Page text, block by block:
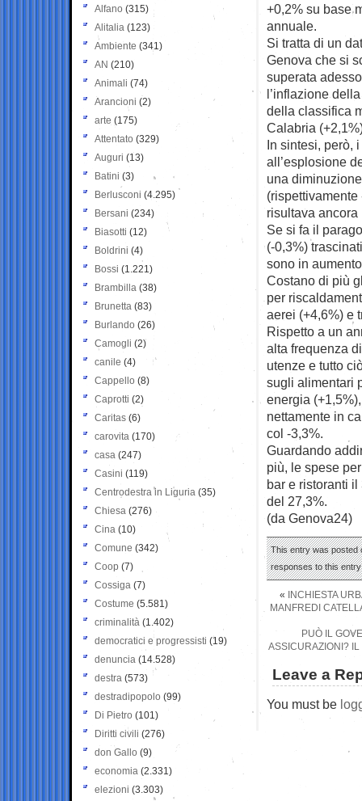
+0,2% su base
annuale.
Si tratta di un
Genova che si
superata
l’inflazione
della classifica
Calabria
In sintesi, però,
all’esplosione
una
risultava
Se si fa il
(-0,3%)
sono in
Costano di più
per
aerei (+4,6%) e
Rispetto a un
alta frequenza
utenze e tutto
sugli alimentari
energia
nettamente in
col -3,3%.
Guardando
più, le spese
bar e ristoranti
del 27,3%.
(da Genova24)
This entry was posted
responses to this
«
INCHIESTA
MANFREDI
PUÒ IL
ASSICURAZIONI? IL
Leave a
You must be
Alfano (315)
Alitalia (123)
Ambiente (341)
AN (210)
Animali (74)
Arancioni (2)
arte (175)
Attentato (329)
Auguri (13)
Batini (3)
Berlusconi (4.295)
Bersani (234)
Biasotti (12)
Boldrini (4)
Bossi (1.221)
Brambilla (38)
Brunetta (83)
Burlando (26)
Camogli (2)
canile (4)
Cappello (8)
Caprotti (2)
Caritas (6)
carovita (170)
casa (247)
Casini (119)
Centrodestra in Liguria (35)
Chiesa (276)
Cina (10)
Comune (342)
Coop (7)
Cossiga (7)
Costume (5.581)
criminalità (1.402)
democratici e progressisti (19)
denuncia (14.528)
destra (573)
destradipopolo (99)
Di Pietro (101)
Diritti civili (276)
don Gallo (9)
economia (2.331)
elezioni (3.303)